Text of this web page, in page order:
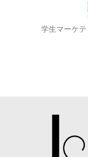
学生マーケ